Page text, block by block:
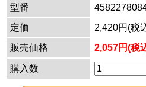
型番
定価
2,420円(税
販売価格
2,057円(税
購入数